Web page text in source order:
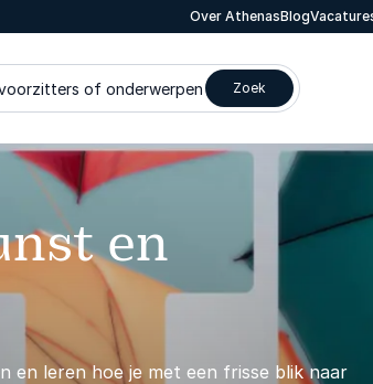
Over AthenasBlog
of onderwerpen Zoek
en
en leren hoe je met een frisse blik naar